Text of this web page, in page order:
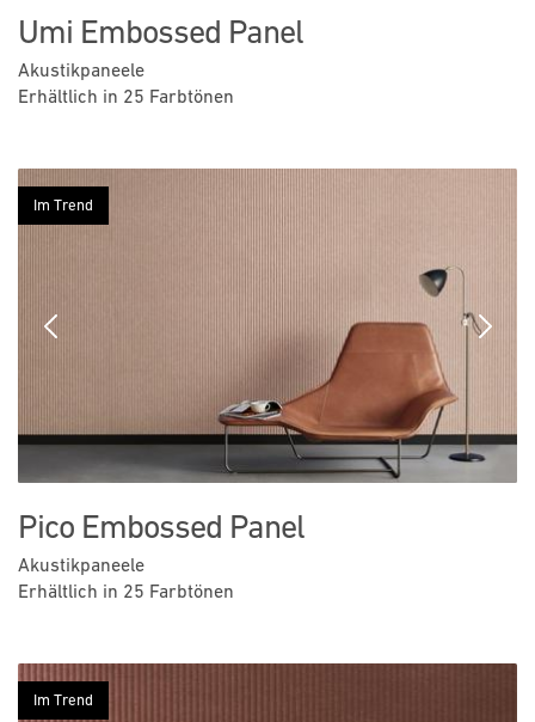
Umi Embossed Panel
Akustikpaneele
Erhältlich in 25 Farbtönen
Previous Next
Im Trend
Pico Embossed Panel
Akustikpaneele
Erhältlich in 25 Farbtönen
Im Trend